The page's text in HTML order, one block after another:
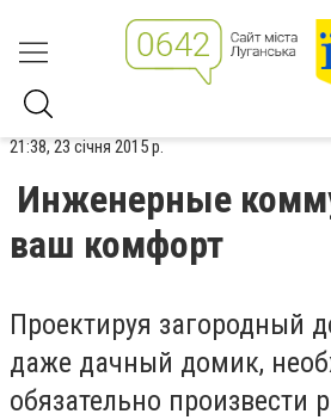
21:38, 23 січня 2015 р.
Инженерные
ваш комфорт
Проектируя загородный
даже дачный домик,
обязательно произвести